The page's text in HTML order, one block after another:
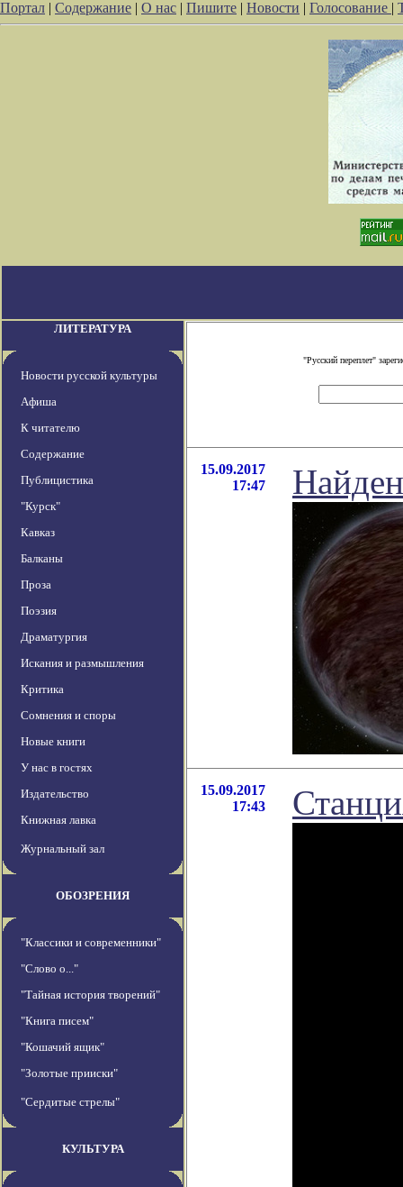
Портал | Содержание | О нас | Пишите | Новости | Голосование |
ЛИТЕРАТУРА
Новости русской культуры
Афиша
К читателю
Содержание
Публицистика
"Курск"
Кавказ
Балканы
Проза
Поэзия
Драматургия
Искания и размышления
Критика
Сомнения и споры
Новые книги
У нас в гостях
Издательство
Книжная лавка
Журнальный зал
ОБОЗРЕНИЯ
"Классики и современники"
"Слово о..."
"Тайная история творений"
"Книга писем"
"Кошачий ящик"
"Золотые прииски"
"Сердитые стрелы"
КУЛЬТУРА
"Русский переплет"
15.09.2017
17:47
15.09.2017
17:43